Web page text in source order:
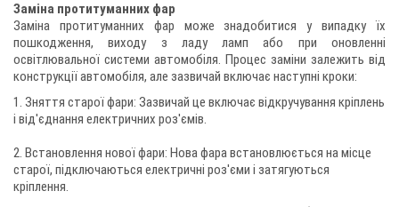
Заміна протитуманних фар
Заміна протитуманних фар може знадобитися у випадку їх
пошкодження, виходу з ладу ламп або при оновленні
освітлювальної системи автомобіля. Процес заміни залежить від
конструкції автомобіля, але зазвичай включає наступні кроки:
1. Зняття старої фари: Зазвичай це включає відкручування кріплень
і від'єднання електричних роз'ємів.
2. Встановлення нової фари: Нова фара встановлюється на місце
старої, підключаються електричні роз'єми і затягуються
кріплення.